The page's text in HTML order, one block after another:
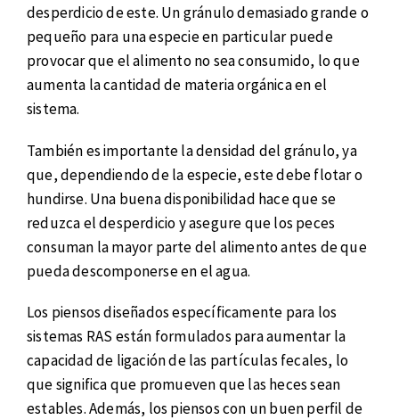
desperdicio de este. Un gránulo demasiado grande o
pequeño para una especie en particular puede
provocar que el alimento no sea consumido, lo que
aumenta la cantidad de materia orgánica en el
sistema.
También es importante la densidad del gránulo, ya
que, dependiendo de la especie, este debe flotar o
hundirse. Una buena disponibilidad hace que se
reduzca el desperdicio y asegure que los peces
consuman la mayor parte del alimento antes de que
pueda descomponerse en el agua.
Los piensos diseñados específicamente para los
sistemas RAS están formulados para aumentar la
capacidad de ligación de las partículas fecales, lo
que significa que promueven que las heces sean
estables. Además, los piensos con un buen perfil de